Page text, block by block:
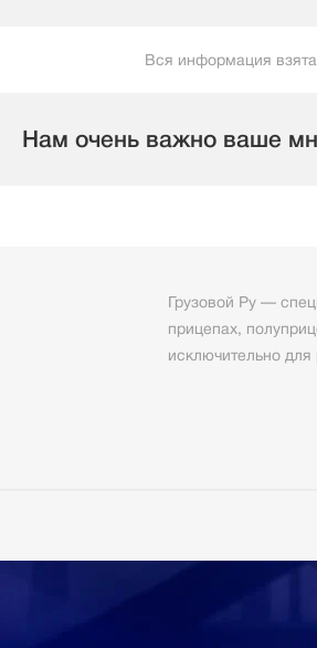
Вся информация
Нам очень важно ваше
Грузовой Ру —
прицепах,
исключительно для